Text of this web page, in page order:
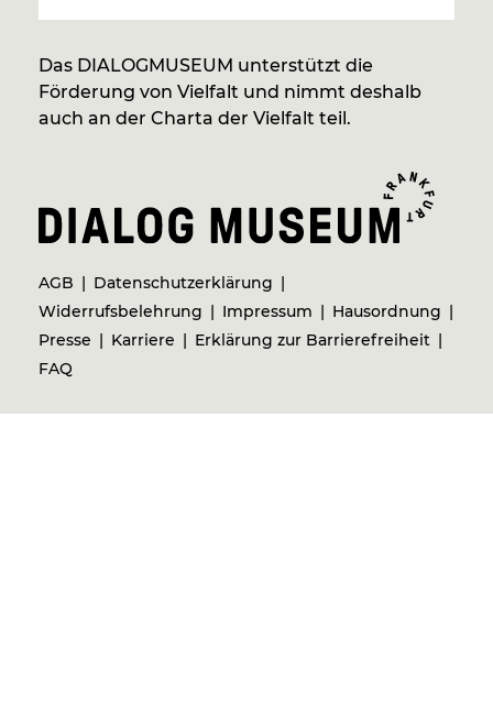
Das DIALOGMUSEUM unterstützt die
Förderung von Vielfalt und nimmt deshalb
auch an der Charta der Vielfalt teil.
AGB
Datenschutzerklärung
Widerrufsbelehrung
Impressum
Hausordnung
Presse
Karriere
Erklärung zur Barrierefreiheit
FAQ